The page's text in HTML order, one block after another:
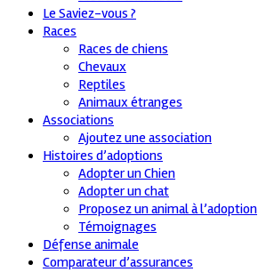
Le Saviez-vous ?
Races
Races de chiens
Chevaux
Reptiles
Animaux étranges
Associations
Ajoutez une association
Histoires d’adoptions
Adopter un Chien
Adopter un chat
Proposez un animal à l’adoption
Témoignages
Défense animale
Comparateur d’assurances